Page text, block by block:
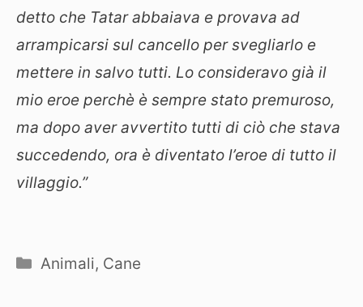
detto che Tatar abbaiava e provava ad
arrampicarsi sul cancello per svegliarlo e
mettere in salvo tutti. Lo consideravo già il
mio eroe perchè è sempre stato premuroso,
ma dopo aver avvertito tutti di ciò che stava
succedendo, ora è diventato l’eroe di tutto il
villaggio.”
Categorie
Animali, Cane